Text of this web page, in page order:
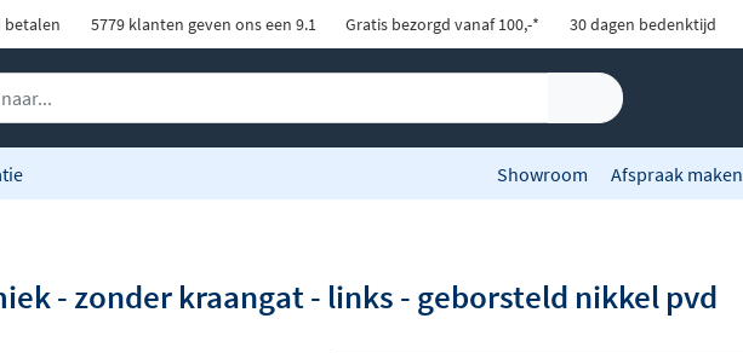
betalen 5779 klanten geven ons een 9.1 Gratis bezorgd vanaf 100,-* 30 dagen bedenktijd
Showroom Afspraak maken
- zonder kraangat - links - geborsteld nikkel pvd